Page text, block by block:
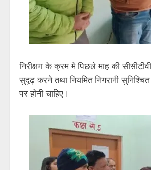
निरीक्षण के क्रम में पिछले माह की
सुदृढ़ करने तथा नियमित निगरानी
पर होनी चाहिए।